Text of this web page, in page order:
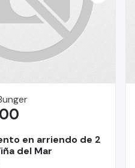
en arriendo de 2
del Mar